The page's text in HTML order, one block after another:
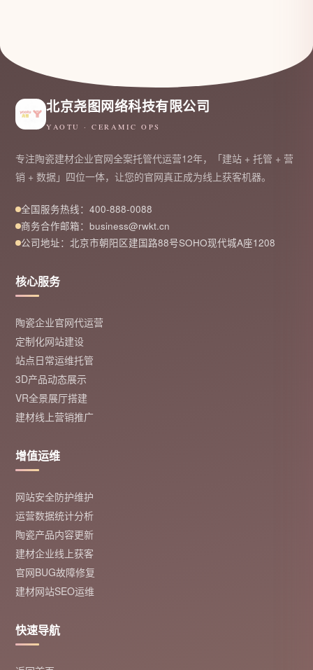
北京尧图网络科技有限公司
YAOTU · CERAMIC OPS
专注陶瓷建材企业官网全案托管代运营12年，「建站 + 托管 + 营
销 + 数据」四位一体，让您的官网真正成为线上获客机器。
全国服务热线：400-888-0088
商务合作邮箱：business@rwkt.cn
公司地址：北京市朝阳区建国路88号SOHO现代城A座1208
核心服务
陶瓷企业官网代运营
定制化网站建设
站点日常运维托管
3D产品动态展示
VR全景展厅搭建
建材线上营销推广
增值运维
网站安全防护维护
运营数据统计分析
陶瓷产品内容更新
建材企业线上获客
官网BUG故障修复
建材网站SEO运维
快速导航